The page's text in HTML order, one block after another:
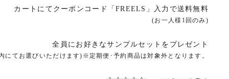
カートにてクーポンコード「FREELS」入力で送料無料
(お一人様1回のみ)
全員にお好きなサンプルセットをプレゼント
にてお選びいただけます)※定期便･予約商品は対象外となります。